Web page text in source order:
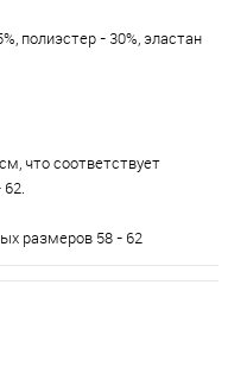
полиэстер - 30%, эластан
что соответствует
размеров 58 - 62